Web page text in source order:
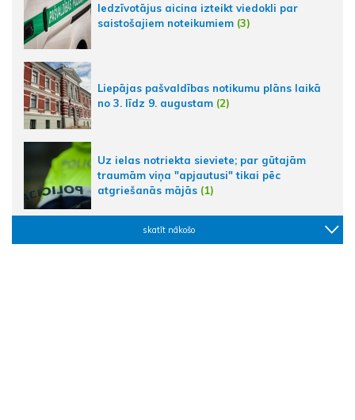
Iedzīvotājus aicina izteikt viedokli par
saistošajiem noteikumiem (3)
Liepājas pašvaldības notikumu plāns laikā
no 3. līdz 9. augustam (2)
Uz ielas notriekta sieviete; par gūtajām
traumām viņa "apjautusi" tikai pēc
atgriešanās mājās (1)
skatīt nākošo